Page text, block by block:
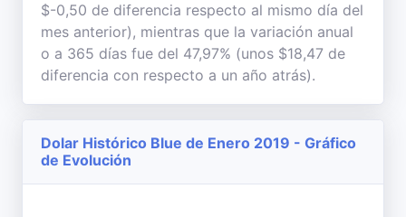
$-0,50 de diferencia respecto al mismo día del
mes anterior), mientras que la variación anual
o a 365 días fue del 47,97% (unos $18,47 de
diferencia con respecto a un año atrás).
Dolar Histórico Blue de Enero 2019 - Gráfico
de Evolución